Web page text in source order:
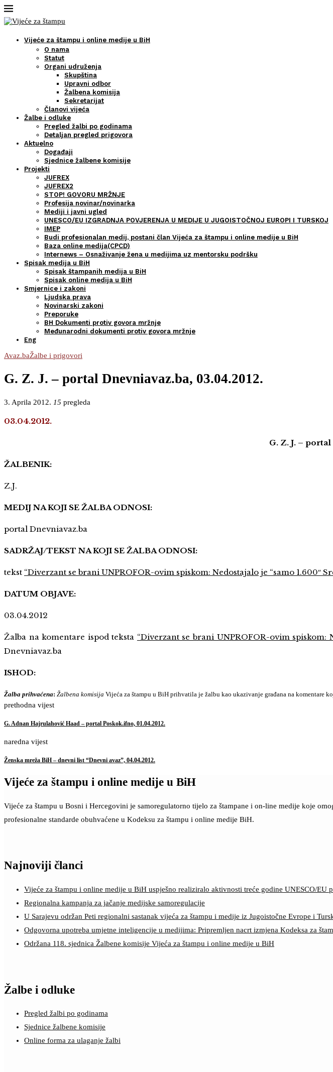
Vijeće za štampu i online medije u BiH
O nama
Statut
Organi udruženja
Skupština
Upravni odbor
Žalbena komisija
Sekretarijat
Članovi vijeća
Žalbe i odluke
Pregled žalbi po godinama
Detaljan pregled prigovora
Aktuelno
Događaji
Sjednice žalbene komisije
Projekti
JUFREX
JUFREX2
STOP! GOVORU MRŽNJE
Profesija novinar/novinarka
Mediji i javni ugled
UNESCO/EU IZGRADNJA POVJERENJA U MEDIJE U JUGOISTOČNOJ EUROPI I TURSKOJ
IMEP
Budi profesionalan medij, postani član Vijeća za štampu i online medije u BiH
Baza online medija(CPCD)
Internews – Osnaživanje žena u medijima uz mentorsku podršku
Spisak medija u BiH
Spisak štampanih medija u BiH
Spisak online medija u BiH
Smjernice i zakoni
Ljudska prava
Novinarski zakoni
Preporuke
BH Dokumenti protiv govora mržnje
Međunarodni dokumenti protiv govora mržnje
Eng
Avaz.baŽalbe i prigovori
G. Z. J. – portal Dnevniavaz.ba, 03.04.2012.
3. Aprila 2012. 15 pregleda
03.04.2012.
G. Z. J. –
ŽALBENIK:
Z.J.
MEDIJ NA KOJI SE ŽALBA ODNOSI:
portal Dnevniavaz.ba
SADRŽAJ/TEKST NA KOJI SE ŽALBA ODNOSI:
tekst “Diverzant se brani UNPROFOR-ovim spiskom: Nedostajalo je “samo 1.600″
DATUM OBJAVE:
03.04.2012
Žalba na komentare ispod teksta “Diverzant se brani UNPROFOR-ovim spiskom:
Dnevniavaz.ba
ISHOD:
Žalba prihvaćena: Žalbena komisija Vijeća za štampu u BiH prihvatila je žalbu kao ukazivanje građana na komentare
prethodna vijest
G. Adnan Hajrulahović Haad – portal Poskok.ifno, 01.04.2012.
naredna vijest
Ženska mreža BiH – dnevni list “Dnevni avaz”, 04.04.2012.
Vijeće za štampu i online medije u BiH
Vijeće za štampu u Bosni i Hercegovini je samoregulatorno tijelo za štampane i on-line medije koje
profesionalne standarde obuhvaćene u Kodeksu za štampu i online medije BiH.
Najnoviji članci
Vijeće za štampu i online medije u BiH uspješno realiziralo aktivnosti treće godine UNESCO/
Regionalna kampanja za jačanje medijske samoregulacije
U Sarajevu održan Peti regionalni sastanak vijeća za štampu i medije iz Jugoistočne Evrope i
Odgovorna upotreba umjetne inteligencije u medijima: Pripremljen nacrt izmjena Kodeksa za
Održana 118. sjednica Žalbene komisije Vijeća za štampu i online medije u BiH
Žalbe i odluke
Pregled žalbi po godinama
Sjednice žalbene komisije
Online forma za ulaganje žalbi